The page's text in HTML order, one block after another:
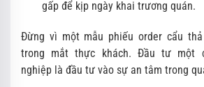
gấp để kịp ngày khai trương quán.
Đừng vì một mẫu phiếu order cẩu
trong mắt thực khách. Đầu tư một
nghiệp là đầu tư vào sự an tâm trong